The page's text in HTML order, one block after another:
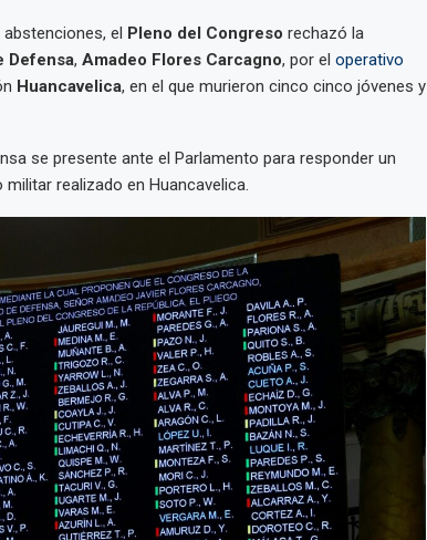
el Pleno del Congreso rechazó la
Defensa, Amadeo Flores Carcagno, por el operativo
Huancavelica, en el que murieron cinco cinco jóvenes y
se presente ante el Parlamento para responder un
realizado en Huancavelica.